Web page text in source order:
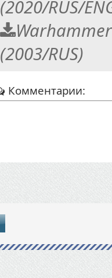
(2020/RUS/
(2003/RUS)
Комментарии: